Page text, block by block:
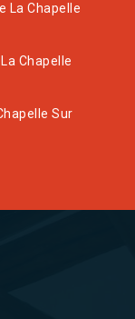
La Chapelle
Chapelle
Sur